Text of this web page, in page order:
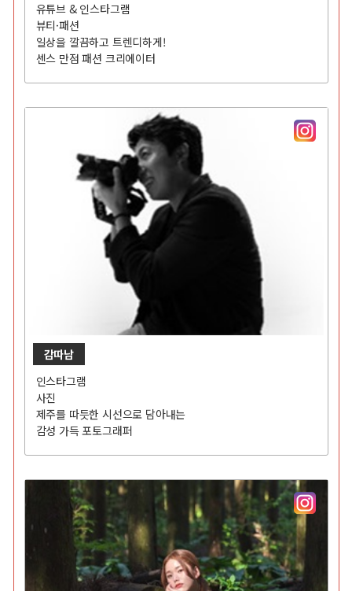
유튜브 & 인스타그램
뷰티·패션
일상을 깔끔하고 트렌디하게!
센스 만점 패션 크리에이터
감따남
인스타그램
사진
제주를 따듯한 시선으로 담아내는
감성 가득 포토그래퍼